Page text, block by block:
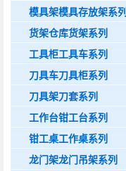
模具架模具存放架系列
货架仓库货架系列
工具柜工具车系列
刀具车刀具柜系列
刀具架刀套系列
工作台钳工台系列
钳工桌工作桌系列
龙门架龙门吊架系列
BT30刀柄架